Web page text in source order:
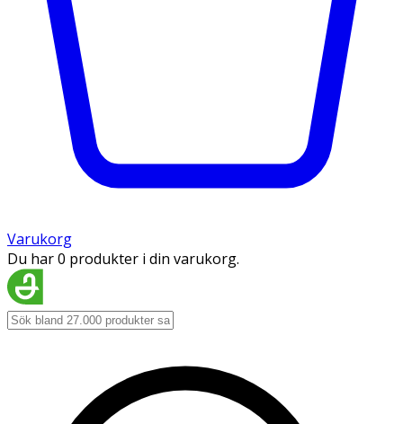
Varukorg
Du har 0 produkter i din varukorg.